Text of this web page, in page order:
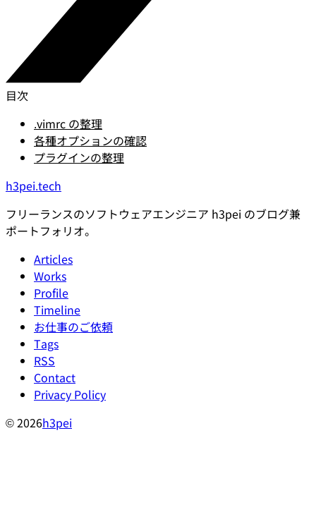
目次
.vimrc の整理
各種オプションの確認
プラグインの整理
h3pei.tech
フリーランスのソフトウェアエンジニア h3pei のブログ兼
ポートフォリオ。
Articles
Works
Profile
Timeline
お仕事のご依頼
Tags
RSS
Contact
Privacy Policy
© 2026h3pei